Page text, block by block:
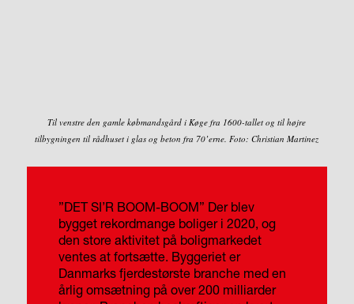
Til venstre den gamle købmandsgård i Køge fra 1600-tallet og til højre
tilbygningen til rådhuset i glas og beton fra 70’erne. Foto: Christian Martinez
”DET SI’R BOOM-BOOM” Der blev
bygget rekordmange boliger i 2020, og
den store aktivitet på boligmarkedet
ventes at fortsætte. Byggeriet er
Danmarks fjerdestørste branche med en
årlig omsætning på over 200 milliarder